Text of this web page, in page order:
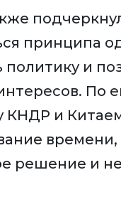
принципа
политику и
По
и Китаем
решение и